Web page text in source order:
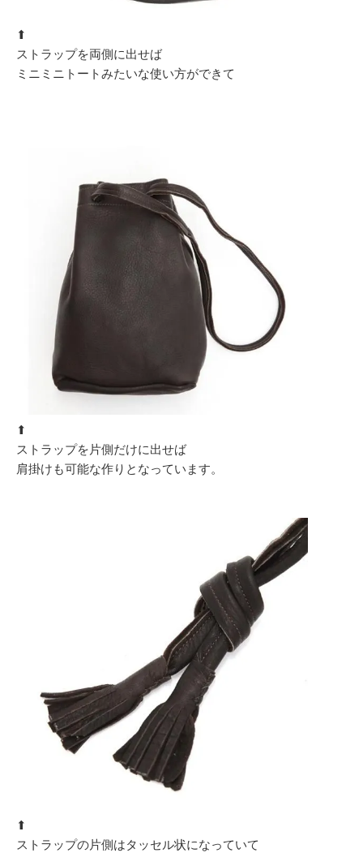
⬆︎
ストラップを両側に出せば
ミニミニトートみたいな使い方ができて
⬆︎
ストラップを片側だけに出せば
肩掛けも可能な作りとなっています。
⬆︎
ストラップの片側はタッセル状になっていて